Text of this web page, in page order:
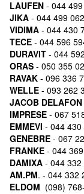
LAUFEN - 044
JIKA - 044 499
VIDIMA - 044 430
TECE - 044 596
DURAVIT - 044
ORAS - 050 355
RAVAK - 096 336
WELLE - 093 262
JACOB DELAFON
IMPRESE - 067
EMMEVI - 044 430
GENEBRE - 067
FRANKE - 044
DAMIXA - 044
AM.PM. - 044 332
ELDOM (098)